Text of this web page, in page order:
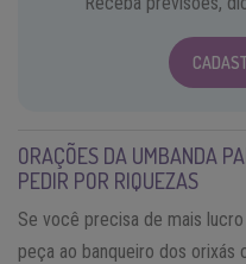
ORAÇÕES DA UMBANDA
PEDIR POR RIQUEZAS
Se você precisa de mais
peça ao banqueiro dos orixás